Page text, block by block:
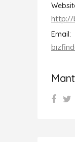
http://
Email: